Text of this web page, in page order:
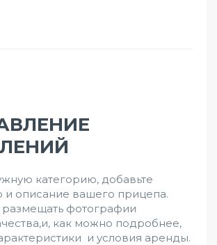
категорию, добавьте
описание вашего прицепа.
размещать фотографии
как можно подробнее,
и условия аренды.